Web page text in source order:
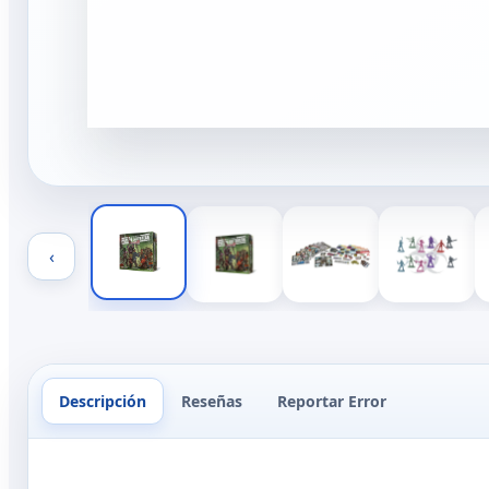
‹
Descripción Reseñas Reportar Error